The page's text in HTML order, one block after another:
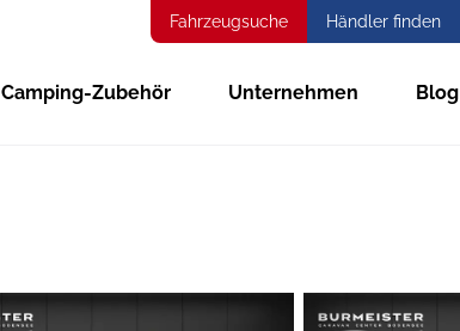
Fahrzeugsuche Händler finden
Camping-Zubehör Unternehmen Blog